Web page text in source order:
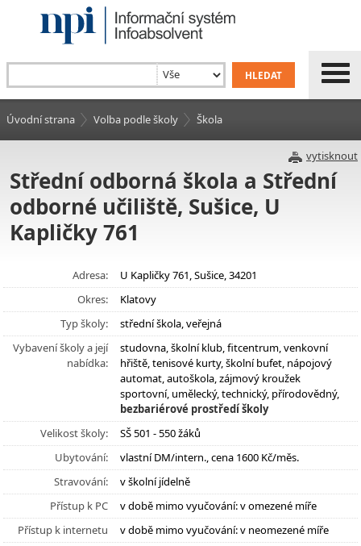
Úvodní strana Volba podle školy Škola
vytisknout
Střední odborná škola a Střední
odborné učiliště, Sušice, U
Kapličky 761
Adresa:
U Kapličky 761, Sušice, 34201
Okres:
Klatovy
Typ školy:
střední škola, veřejná
Vybavení školy a její
nabídka:
studovna, školní klub, fitcentrum, venkovní
hřiště, tenisové kurty, školní bufet, nápojový
automat, autoškola, zájmový kroužek
sportovní, umělecký, technický, přírodovědný,
bezbariérové prostředí školy
Velikost školy:
SŠ 501 - 550 žáků
Ubytování:
vlastní DM/intern., cena 1600 Kč/měs.
Stravování:
v školní jídelně
Přístup k PC
v době mimo vyučování: v omezené míře
Přístup k internetu
v době mimo vyučování: v neomezené míře